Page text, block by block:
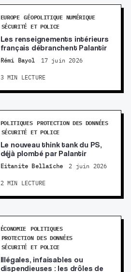
EUROPE GÉOPOLITIQUE NUMÉRIQUE
SÉCURITÉ ET POLICE
Les renseignements intérieurs
français débranchent Palantir
Rémi Bayol 17 juin 2026
3 MIN LECTURE
POLITIQUES
PROTECTION DES DONNÉES
SÉCURITÉ ET POLICE
Le nouveau think tank du PS,
déjà plombé par Palantir
Eitanite Bellaïche 2 juin 2026
2 MIN LECTURE
ÉCONOMIE
POLITIQUES
PROTECTION DES DONNÉES
SÉCURITÉ ET POLICE
Illégales, infaisables ou
dispendieuses : les drôles de